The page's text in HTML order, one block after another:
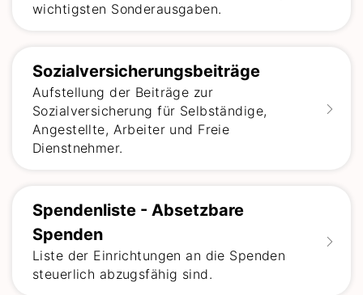
wichtigsten Sonderausgaben.
Sozialversicherungsbeiträge
Aufstellung der Beiträge zur
Sozialversicherung für Selbständige,
Angestellte, Arbeiter und Freie
Dienstnehmer.
Spendenliste - Absetzbare
Spenden
Liste der Einrichtungen an die Spenden
steuerlich abzugsfähig sind.